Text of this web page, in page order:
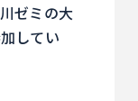
ゼミの大
してい